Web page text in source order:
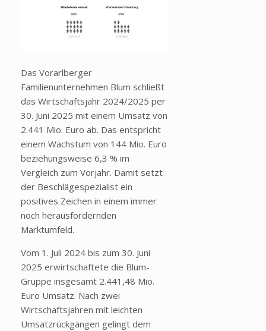
Das Vorarlberger
Familienunternehmen Blum schließt
das Wirtschaftsjahr 2024/2025 per
30. Juni 2025 mit einem Umsatz von
2.441 Mio. Euro ab. Das entspricht
einem Wachstum von 144 Mio. Euro
beziehungsweise 6,3 % im
Vergleich zum Vorjahr. Damit setzt
der Beschlägespezialist ein
positives Zeichen in einem immer
noch herausfordernden
Marktumfeld.
Vom 1. Juli 2024 bis zum 30. Juni
2025 erwirtschaftete die Blum-
Gruppe insgesamt 2.441,48 Mio.
Euro Umsatz. Nach zwei
Wirtschaftsjahren mit leichten
Umsatzrückgängen gelingt dem